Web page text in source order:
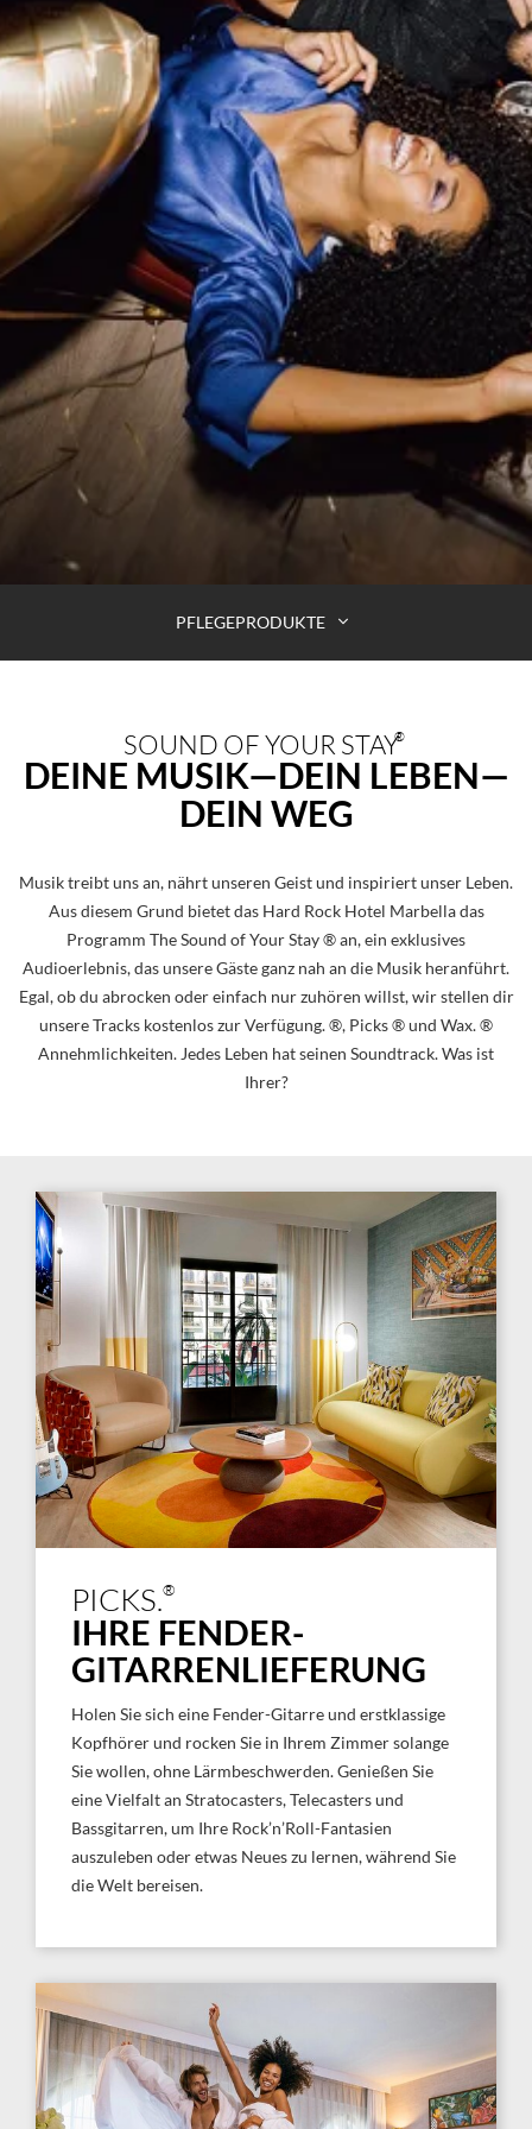
PFLEGEPRODUKTE
SOUND OF YOUR STAY®
DEINE MUSIK—DEIN LEBEN—
DEIN WEG
Musik treibt uns an, nährt unseren Geist und inspiriert unser Leben.
Aus diesem Grund bietet das Hard Rock Hotel Marbella das
Programm The Sound of Your Stay ® an, ein exklusives
Audioerlebnis, das unsere Gäste ganz nah an die Musik heranführt.
Egal, ob du abrocken oder einfach nur zuhören willst, wir stellen dir
unsere Tracks kostenlos zur Verfügung. ®, Picks ® und Wax. ®
Annehmlichkeiten. Jedes Leben hat seinen Soundtrack. Was ist
Ihrer?
PICKS.®
IHRE FENDER-
GITARRENLIEFERUNG
Holen Sie sich eine Fender-Gitarre und erstklassige
Kopfhörer und rocken Sie in Ihrem Zimmer solange
Sie wollen, ohne Lärmbeschwerden. Genießen Sie
eine Vielfalt an Stratocasters, Telecasters und
Bassgitarren, um Ihre Rock’n’Roll-Fantasien
auszuleben oder etwas Neues zu lernen, während Sie
die Welt bereisen.